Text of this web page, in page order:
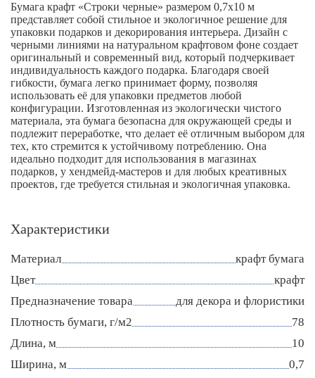
Бумага крафт «Строки черные» размером 0,7х10 м
представляет собой стильное и экологичное решение для
упаковки подарков и декорирования интерьера. Дизайн с
черными линиями на натуральном крафтовом фоне создает
оригинальный и современный вид, который подчеркивает
индивидуальность каждого подарка. Благодаря своей
гибкости, бумага легко принимает форму, позволяя
использовать её для упаковки предметов любой
конфигурации. Изготовленная из экологически чистого
материала, эта бумага безопасна для окружающей среды и
подлежит переработке, что делает её отличным выбором для
тех, кто стремится к устойчивому потреблению. Она
идеально подходит для использования в магазинах
подарков, у хендмейд-мастеров и для любых креативных
проектов, где требуется стильная и экологичная упаковка.
Характеристики
Материал
крафт бумага
Цвет
крафт
Предназначение товара
для декора и флористики
Плотность бумаги, г/м2
78
Длина, м
10
Ширина, м
0,7